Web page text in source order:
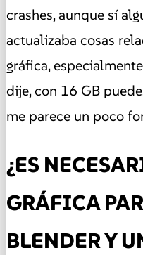
crashes, aunque sí
actualizaba cosas
gráfica,
dije, con 16 GB
me parece un poco
¿ES
GRÁFICA
BLENDER Y